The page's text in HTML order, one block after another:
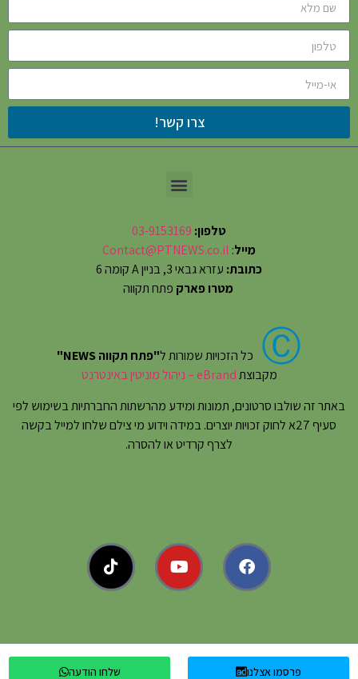
צרו קשר!
טלפון: 03-9153169
מייל:
Contact@PTNEWS.co.il
כתובת: עזרא גבאי 3, בניין A קומה 6
מטרו פארק פתח תקווה
Ⓒ כל הזכויות שמורות ל"פתח תקווה NEWS"
מקבוצתeBrand – ניהול מוניטין באינטרנט
באתר זה שולבו סרטונים, תמונות ומידע מהרשתות החברתיות בשימוש לפי
סעיף 27א לחוק זכויות יוצרים. במידה וידוע מי צילם שלחו למייל בקשה
לצרף קרדיט או להסרה.
פרסמו אצלנו שלחו הודעה